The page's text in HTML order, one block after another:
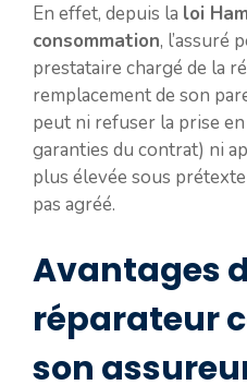
En effet, depuis la loi
consommation, l’assuré
prestataire chargé de la
remplacement de son
peut ni refuser la prise
garanties du contrat) ni
plus élevée sous
pas agréé.
Avantages
réparateur
son